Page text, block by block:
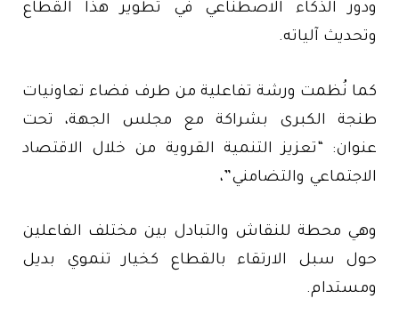
ودور الذكاء الاصطناعي في تطوير هذا القطاع
وتحديث آلياته.
كما نُظمت ورشة تفاعلية من طرف فضاء تعاونيات
طنجة الكبرى بشراكة مع مجلس الجهة، تحت
عنوان: “تعزيز التنمية القروية من خلال الاقتصاد
الاجتماعي والتضامني”،
وهي محطة للنقاش والتبادل بين مختلف الفاعلين
حول سبل الارتقاء بالقطاع كخيار تنموي بديل
ومستدام.